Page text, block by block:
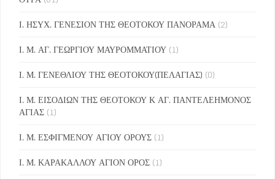
Ι. ΗΣΥΧ. ΓΕΝΕΣΙΟΝ ΤΗΣ ΘΕΟΤΟΚΟΥ ΠΑΝΟΡΑΜΑ (2)
Ι. Μ. ΑΓ. ΓΕΩΡΓΙΟΥ ΜΑΥΡΟΜΜΑΤΙΟΥ (1)
Ι. Μ. ΓΕΝΕΘΛΙΟΥ ΤΗΣ ΘΕΟΤΟΚΟΥ(ΠΕΛΑΓΙΑΣ) (0)
Ι. Μ. ΕΙΣΟΔΙΩΝ ΤΗΣ ΘΕΟΤΟΚΟΥ Κ ΑΓ. ΠΑΝΤΕΛΕΗΜΟΝΟΣ
ΑΓΙΑΣ (1)
Ι. Μ. ΕΣΦΙΓΜΕΝΟΥ ΑΓΙΟΥ ΟΡΟΥΣ (1)
Ι. Μ. ΚΑΡΑΚΑΛΛΟΥ ΑΓΙΟΝ ΟΡΟΣ (1)